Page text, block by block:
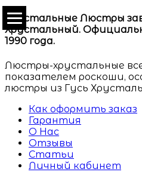
Хрустальные Люстры
Хрустальный.
1990 года.
Люстры-хрустальные
показателем роскоши,
люстры из Гусь
Как оформить заказ
Гарантия
О Нас
Отзывы
Статьи
Личный кабинет